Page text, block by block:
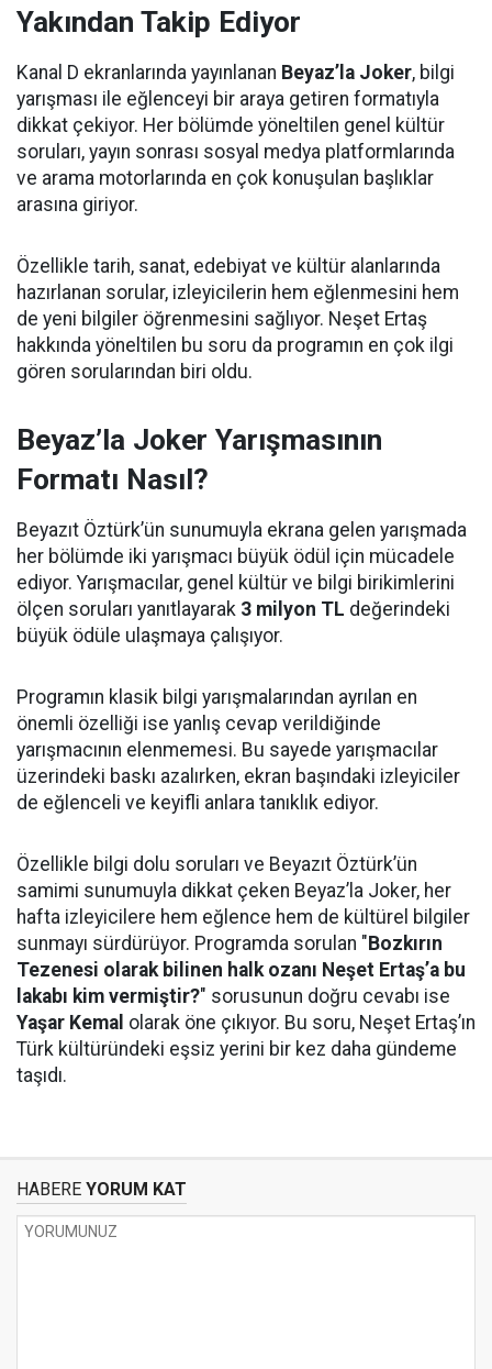
Yakından Takip Ediyor
Kanal D ekranlarında yayınlanan Beyaz’la Joker, bilgi
yarışması ile eğlenceyi bir araya getiren formatıyla
dikkat çekiyor. Her bölümde yöneltilen genel kültür
soruları, yayın sonrası sosyal medya platformlarında
ve arama motorlarında en çok konuşulan başlıklar
arasına giriyor.
Özellikle tarih, sanat, edebiyat ve kültür alanlarında
hazırlanan sorular, izleyicilerin hem eğlenmesini hem
de yeni bilgiler öğrenmesini sağlıyor. Neşet Ertaş
hakkında yöneltilen bu soru da programın en çok ilgi
gören sorularından biri oldu.
Beyaz’la Joker Yarışmasının
Formatı Nasıl?
Beyazıt Öztürk’ün sunumuyla ekrana gelen yarışmada
her bölümde iki yarışmacı büyük ödül için mücadele
ediyor. Yarışmacılar, genel kültür ve bilgi birikimlerini
ölçen soruları yanıtlayarak 3 milyon TL değerindeki
büyük ödüle ulaşmaya çalışıyor.
Programın klasik bilgi yarışmalarından ayrılan en
önemli özelliği ise yanlış cevap verildiğinde
yarışmacının elenmemesi. Bu sayede yarışmacılar
üzerindeki baskı azalırken, ekran başındaki izleyiciler
de eğlenceli ve keyifli anlara tanıklık ediyor.
Özellikle bilgi dolu soruları ve Beyazıt Öztürk’ün
samimi sunumuyla dikkat çeken Beyaz’la Joker, her
hafta izleyicilere hem eğlence hem de kültürel bilgiler
sunmayı sürdürüyor. Programda sorulan " Bozkırın
Tezenesi olarak bilinen halk ozanı Neşet Ertaş’a bu
lakabı kim vermiştir?" sorusunun doğru cevabı ise
Yaşar Kemal olarak öne çıkıyor. Bu soru, Neşet Ertaş’ın
Türk kültüründeki eşsiz yerini bir kez daha gündeme
taşıdı.
HABERE YORUM KAT